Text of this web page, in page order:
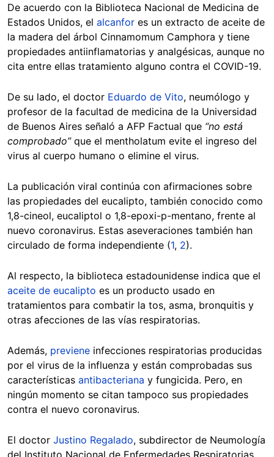
De acuerdo con la Biblioteca Nacional de Medicina de
Estados Unidos, el alcanfor es un extracto de aceite de
la madera del árbol Cinnamomum Camphora y tiene
propiedades antiinflamatorias y analgésicas, aunque no
cita entre ellas tratamiento alguno contra el COVID-19.
De su lado, el doctor Eduardo de Vito, neumólogo y
profesor de la facultad de medicina de la Universidad
de Buenos Aires señaló a AFP Factual que “no está
comprobado”que el mentholatum evite el ingreso del
virus al cuerpo humano o elimine el virus.
La publicación viral continúa con afirmaciones sobre
las propiedades del eucalipto, también conocido como
1,8-cineol, eucaliptol o 1,8-epoxi-p-mentano, frente al
nuevo coronavirus. Estas aseveraciones también han
circulado de forma independiente (1, 2).
Al respecto, la biblioteca estadounidense indica que el
aceite de eucalipto es un producto usado en
tratamientos para combatir la tos, asma, bronquitis y
otras afecciones de las vías respiratorias.
Además, previene infecciones respiratorias producidas
por el virus de la influenza y están comprobadas sus
características antibacteriana y fungicida. Pero, en
ningún momento se citan tampoco sus propiedades
contra el nuevo coronavirus.
El doctor Justino Regalado, subdirector de Neumología
del Instituto Nacional de Enfermedades Respiratorias